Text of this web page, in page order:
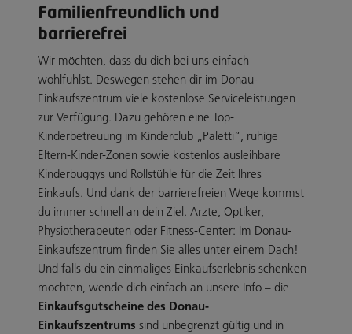
Familienfreundlich und
barrierefrei
Wir möchten, dass du dich bei uns einfach
wohlfühlst. Deswegen stehen dir im Donau-
Einkaufszentrum viele kostenlose Serviceleistungen
zur Verfügung. Dazu gehören eine Top-
Kinderbetreuung im Kinderclub „Paletti“, ruhige
Eltern-Kinder-Zonen sowie kostenlos ausleihbare
Kinderbuggys und Rollstühle für die Zeit Ihres
Einkaufs. Und dank der barrierefreien Wege kommst
du immer schnell an dein Ziel. Ärzte, Optiker,
Physiotherapeuten oder Fitness-Center: Im Donau-
Einkaufszentrum finden Sie alles unter einem Dach!
Und falls du ein einmaliges Einkaufserlebnis schenken
möchten, wende dich einfach an unsere Info – die
Einkaufsgutscheine des Donau-
Einkaufszentrums sind unbegrenzt gültig und in